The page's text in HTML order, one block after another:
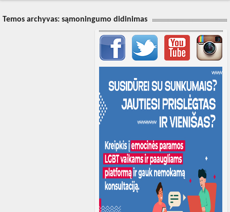
Temos archyvas: sąmoningumo didinimas
Svarbių įrašų meniu